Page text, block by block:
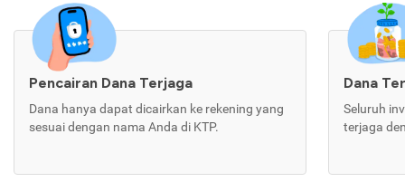
Pencairan Dana Terjaga
Dana hanya dapat dicairkan ke rekening yang
sesuai dengan nama Anda di KTP.
Dana
Seluruh
terjaga